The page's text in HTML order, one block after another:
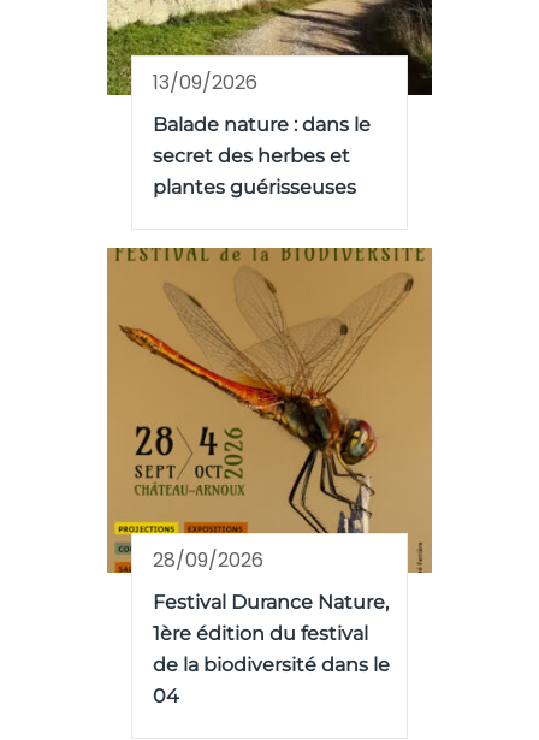
13/09/2026
Balade nature : dans le
secret des herbes et
plantes guérisseuses
28/09/2026
Festival Durance Nature,
1ère édition du festival
de la biodiversité dans le
04